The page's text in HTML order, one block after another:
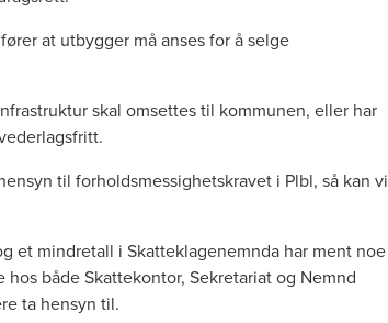
at utbygger må anses for å selge
skal omsettes til kommunen, eller har
til forholdsmessighetskravet i Plbl, så kan vi
et mindretall i Skatteklagenemnda har ment noe
både Skattekontor, Sekretariat og Nemnd
ta hensyn til.